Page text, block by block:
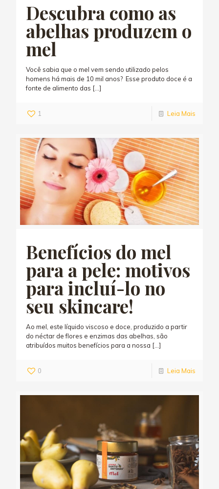
Descubra como as
abelhas produzem o
mel
Você sabia que o mel vem sendo utilizado pelos
homens há mais de 10 mil anos? Esse produto doce é a
fonte de alimento das […]
1 Leia Mais
Benefícios do mel
para a pele: motivos
para incluí-lo no
seu skincare!
Ao mel, este líquido viscoso e doce, produzido a partir
do néctar de flores e enzimas das abelhas, são
atribuídos muitos benefícios para a nossa […]
0 Leia Mais